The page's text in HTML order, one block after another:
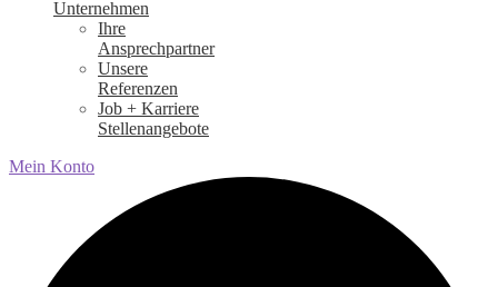
Unternehmen
Ihre
Ansprechpartner
Unsere
Referenzen
Job + Karriere
Stellenangebote
Mein Konto